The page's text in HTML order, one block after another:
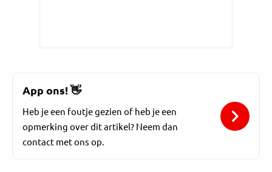
App ons!👋
Heb je een foutje gezien of heb je een
opmerking over dit artikel? Neem dan
contact met ons op.